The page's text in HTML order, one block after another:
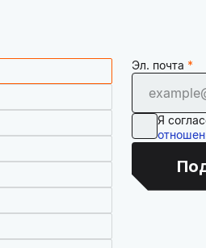
Эл. почта
Я